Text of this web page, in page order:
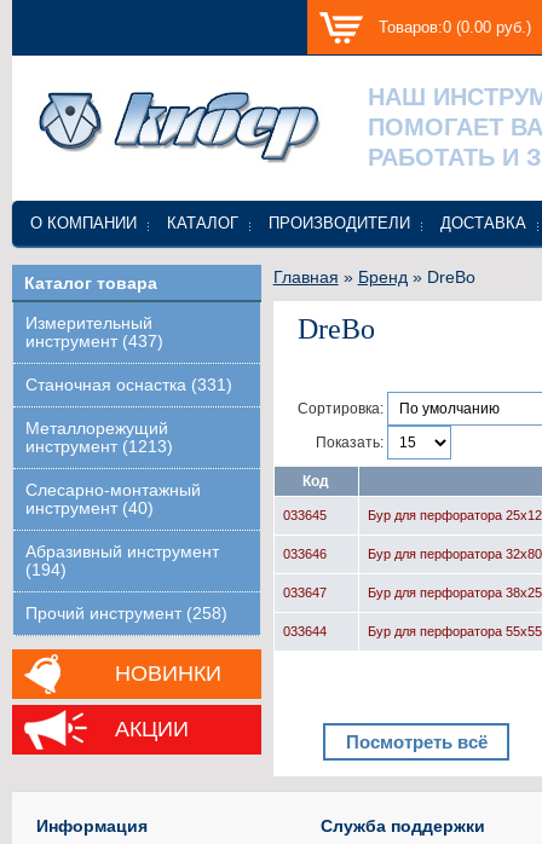
Товаров:0 (0.00 руб.)
НАШ
ПОМОГАЕТ
РАБОТАТЬ И
О КОМПАНИИ КАТАЛОГ ПРОИЗВОДИТЕЛИ ДОСТАВКА
Каталог товара
Измерительный
инструмент (437)
Станочная оснастка (331)
Металлорежущий
инструмент (1213)
Слесарно-монтажный
инструмент (40)
Абразивный инструмент
(194)
Прочий инструмент (258)
НОВИНКИ
АКЦИИ
Главная » Бренд » DreBo
DreBo
Сортировка:
Показать:
Код
033645 Бур для перфоратора
033646 Бур для перфоратора
033647 Бур для перфоратора
033644 Бур для перфоратора
Посмотреть всё
Информация Служба поддержки